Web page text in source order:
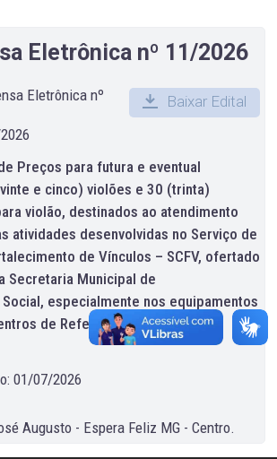
Eletrônica nº 11/2026
Eletrônica nº
Baixar Edital
Preços para futura e eventual
e cinco) violões e 30 (trinta)
violão, destinados ao atendimento
atividades desenvolvidas no Serviço de
de Vínculos – SCFV, ofertado
Secretaria Municipal de
especialmente nos equipamentos
de Referência de Assistência
01/07/2026
Augusto - Espera Feliz MG - Centro.